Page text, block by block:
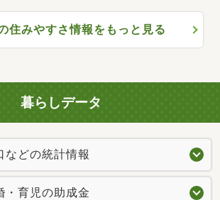
住みやすさ情報をもっと見る
暮らしデータ
などの統計情報
・育児の助成金